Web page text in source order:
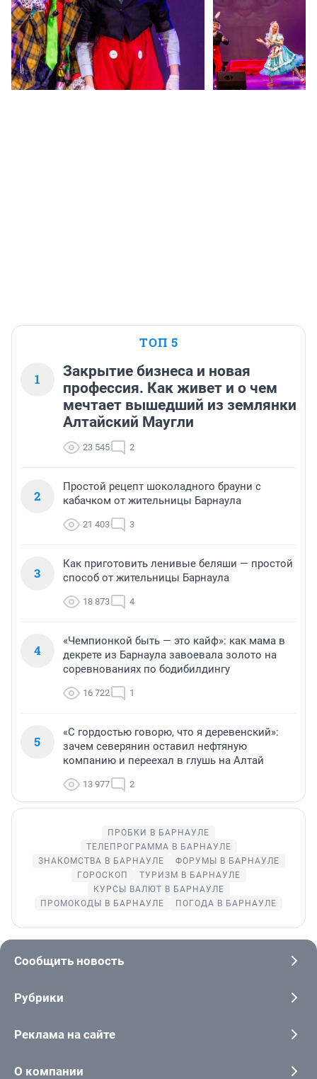
ТОП 5
1
Закрытие бизнеса и новая
профессия. Как живет и о чем
мечтает вышедший из землянки
Алтайский Маугли
23 545 2
2
Простой рецепт шоколадного брауни с
кабачком от жительницы Барнаула
21 403 3
3
Как приготовить ленивые беляши — простой
способ от жительницы Барнаула
18 873 4
4
«Чемпионкой быть — это кайф»: как мама в
декрете из Барнаула завоевала золото на
соревнованиях по бодибилдингу
16 722 1
5
«С гордостью говорю, что я деревенский»:
зачем северянин оставил нефтяную
компанию и переехал в глушь на Алтай
13 977 2
ПРОБКИ В БАРНАУЛЕ
ТЕЛЕПРОГРАММА В БАРНАУЛЕ
ЗНАКОМСТВА В БАРНАУЛЕ
ФОРУМЫ В БАРНАУЛЕ
ГОРОСКОП
ТУРИЗМ В БАРНАУЛЕ
КУРСЫ ВАЛЮТ В БАРНАУЛЕ
ПРОМОКОДЫ В БАРНАУЛЕ
ПОГОДА В БАРНАУЛЕ
Сообщить новость
Рубрики
Реклама на сайте
О компании